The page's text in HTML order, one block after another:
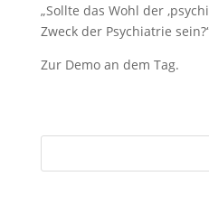
„Sollte das Wohl der
Zweck der Psychiatrie
Zur Demo an dem Tag.